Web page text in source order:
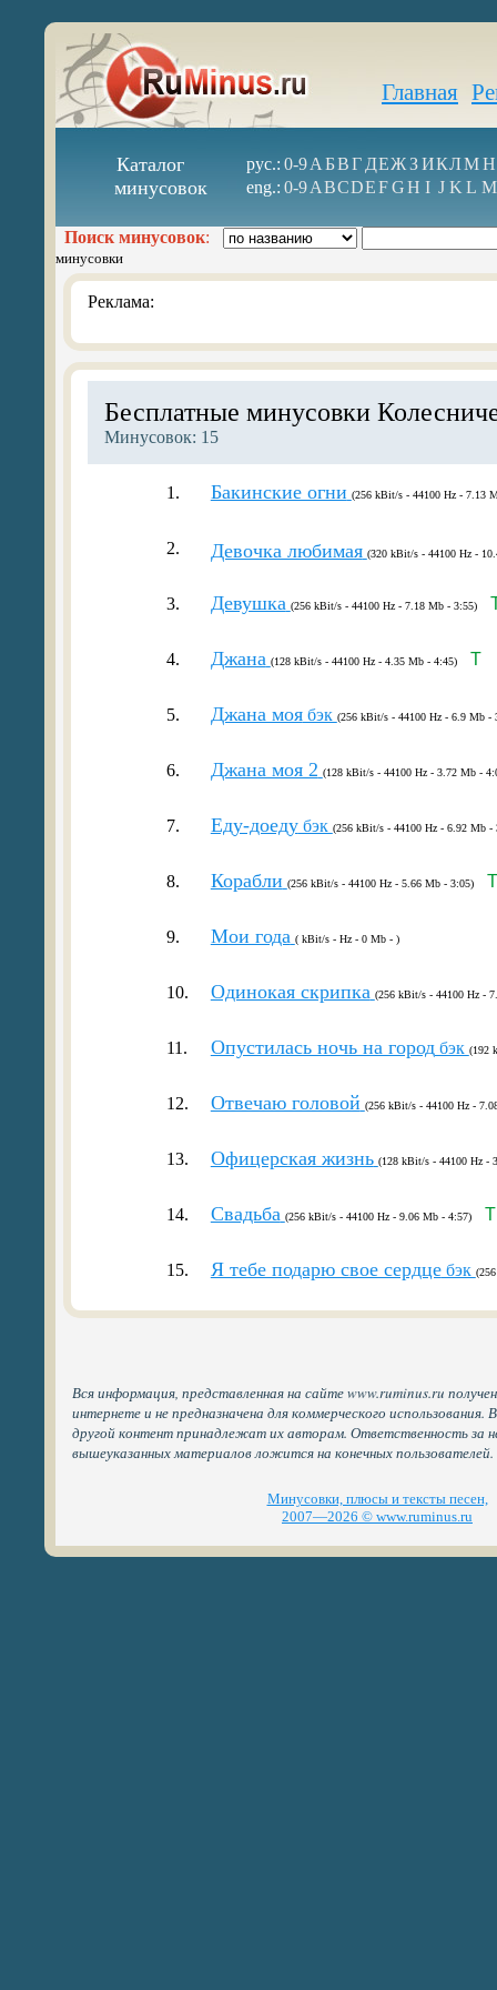
Главная
Каталог
минусовок
рус.: 0-9А БВГ ДЕЖ З ИКЛМН
eng.: 0-9ABCDEFGH I J K L M
Поиск минусовок:
минусовки
Реклама:
Бесплатные минусовки
Минусовок: 15
1. Бакинские огни (256 kBit/s - 44100 Hz - 7.13
2. Девочка любимая (320 kBit/s - 44100 Hz -
3. Девушка (256 kBit/s - 44100 Hz - 7.18 Mb - 3:55)
4. Джана (128 kBit/s - 44100 Hz - 4.35 Mb - 4:45) T
5. Джана моябэк (256 kBit/s - 44100 Hz - 6.9 Mb -
6. Джана моя 2 (128 kBit/s - 44100 Hz - 3.72 Mb -
7. Еду-доедубэк (256 kBit/s - 44100 Hz - 6.92 Mb -
8. Корабли (256 kBit/s - 44100 Hz - 5.66 Mb - 3:05) T
9. Мои года ( kBit/s - Hz - 0 Mb - )
10. Одинокая скрипка (256 kBit/s - 44100 Hz -
11. Опустилась ночь на городбэк (192
12. Отвечаю головой (256 kBit/s - 44100 Hz -
13. Офицерская жизнь (128 kBit/s - 44100 Hz -
14. Свадьба (256 kBit/s - 44100 Hz - 9.06 Mb - 4:57) T
15. Я тебе подарю свое сердцебэк
Вся информация, представленная на сайте www.ruminus.ru
интернете и не предназначена для коммерческого
другой контент принадлежат их авторам. Ответственность за
вышеуказанных материалов ложится на конечных пользователей.
Минусовки, плюсы и тексты песен,
2007—2026 © www.ruminus.ru